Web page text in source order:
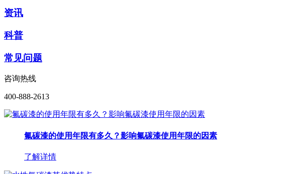
资讯
科普
常见问题
咨询热线
400-888-2613
氟碳漆的使用年限有多久？影响氟碳漆使用年限的因素
了解详情